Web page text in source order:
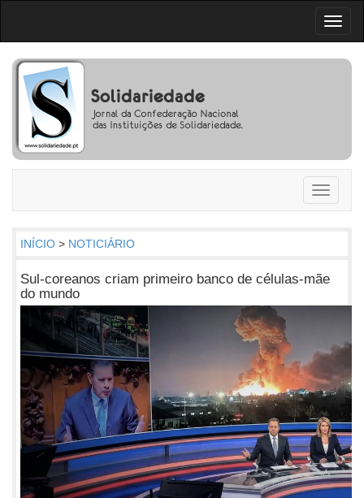
Toggle
INÍCIO > NOTICIÁRIO
Sul-coreanos criam primeiro banco de células-mãe
do mundo